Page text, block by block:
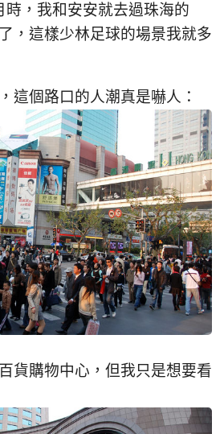
時，我和安安就去過珠海的
，這樣少林足球的場景我就多
這個路口的人潮真是嚇人：
貨購物中心，但我只是想要看